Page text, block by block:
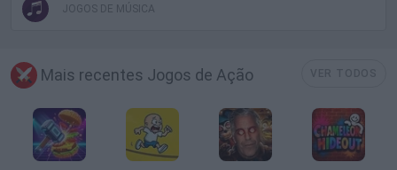
JOGOS DE MÚSICA
Mais recentes Jogos de Ação